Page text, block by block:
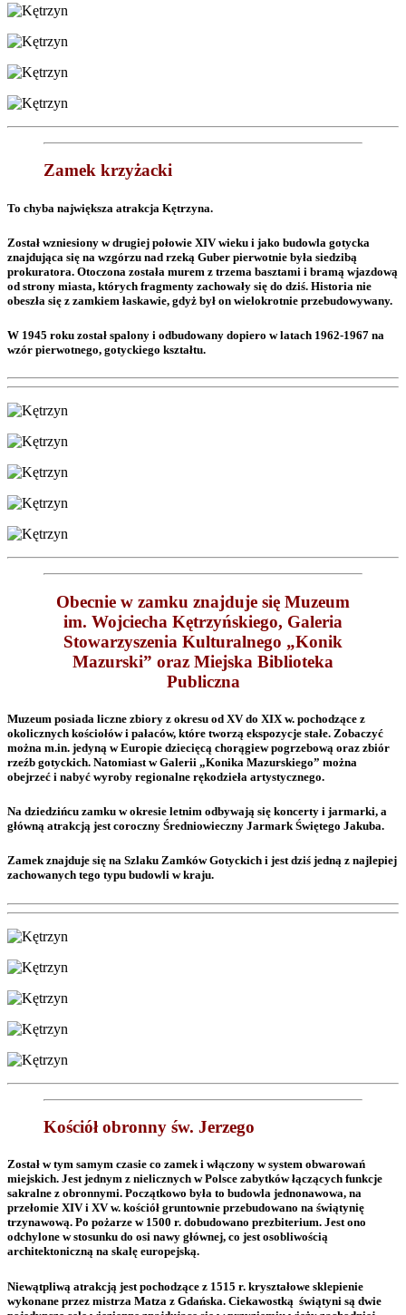
Zamek krzyżacki
To chyba największa atrakcja Kętrzyna.
Został wzniesiony w drugiej połowie XIV wieku i jako budowla gotycka
znajdująca się na wzgórzu nad rzeką Guber pierwotnie była siedzibą
prokuratora. Otoczona została murem z trzema basztami i bramą wjazdową
od strony miasta, których fragmenty zachowały się do dziś. Historia nie
obeszła się z zamkiem łaskawie, gdyż był on wielokrotnie przebudowywany.
W 1945 roku został spalony i odbudowany dopiero w latach 1962-1967 na
wzór pierwotnego, gotyckiego kształtu.
Obecnie w zamku znajduje się Muzeum
im. Wojciecha Kętrzyńskiego, Galeria
Stowarzyszenia Kulturalnego „Konik
Mazurski” oraz Miejska Biblioteka
Publiczna
Muzeum posiada liczne zbiory z okresu od XV do XIX w. pochodzące z
okolicznych kościołów i pałaców, które tworzą ekspozycje stałe. Zobaczyć
można m.in. jedyną w Europie dziecięcą chorągiew pogrzebową oraz zbiór
rzeźb gotyckich. Natomiast w Galerii „Konika Mazurskiego” można
obejrzeć i nabyć wyroby regionalne rękodzieła artystycznego.
Na dziedzińcu zamku w okresie letnim odbywają się koncerty i jarmarki, a
główną atrakcją jest coroczny Średniowieczny Jarmark Świętego Jakuba.
Zamek znajduje się na Szlaku Zamków Gotyckich i jest dziś jedną z najlepiej
zachowanych tego typu budowli w kraju.
Kościół obronny św. Jerzego
Został w tym samym czasie co zamek i włączony w system obwarowań
miejskich. Jest jednym z nielicznych w Polsce zabytków łączących funkcje
sakralne z obronnymi. Początkowo była to budowla jednonawowa, na
przełomie XIV i XV w. kościół gruntownie przebudowano na świątynię
trzynawową. Po pożarze w 1500 r. dobudowano prezbiterium. Jest ono
odchylone w stosunku do osi nawy głównej, co jest osobliwością
architektoniczną na skalę europejską.
Niewątpliwą atrakcją jest pochodzące z 1515 r. kryształowe sklepienie
wykonane przez mistrza Matza z Gdańska. Ciekawostką świątyni są dwie